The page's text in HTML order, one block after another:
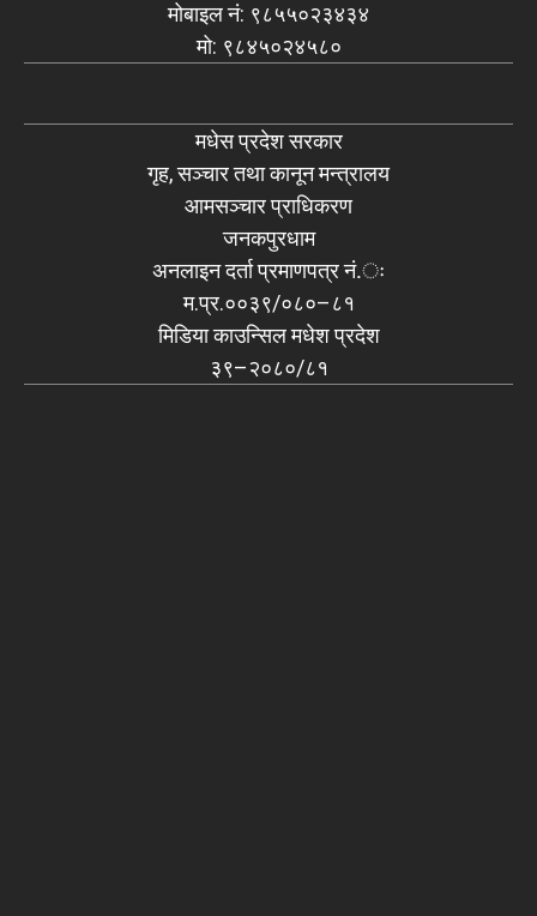
मोबाइल नं: ९८५५०२३४३४
मो: ९८४५०२४५८०
मधेस प्रदेश सरकार
गृह, सञ्चार तथा कानून मन्त्रालय
आमसञ्चार प्राधिकरण
जनकपुरधाम
अनलाइन दर्ता प्रमाणपत्र नं.ः
म.प्र.००३९/०८०–८१
मिडिया काउन्सिल मधेश प्रदेश
३९–२०८०/८१